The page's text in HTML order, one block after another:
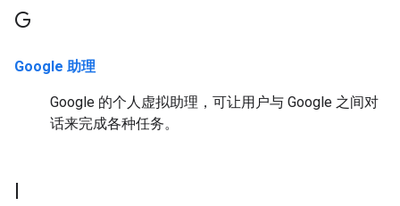
G
Google 助理
Google 的个人虚拟助理，可让用户与 Google 之间对
话来完成各种任务。
I